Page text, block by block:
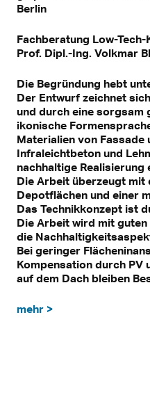
Berlin
Fachberatung Low-Tech-
Prof. Dipl.-Ing. Volkmar
Die Begründung hebt
Der Entwurf zeichnet
und durch eine sorgsam
ikonische
Materialien von Fassade
Infraleichtbeton und
nachhaltige Realisierung
Die Arbeit überzeugt mit
Depotflächen und einer
Das Technikkonzept ist
Die Arbeit wird mit guten
die
Bei geringer
Kompensation durch PV
auf dem Dach bleiben
mehr >